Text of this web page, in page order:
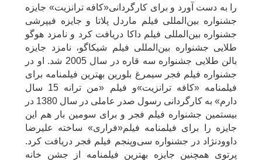
را به دست آورد و برای کارگردانی«کافه ترانزیت» جایزه
جشنواره بین‌المللی فیلم ماردل پلاتا و جایزه فیپرشی
جشنواره بین‌المللی فیلم داکا دریافت کرد و نامزد هوگو
طلایی جشنواره بین‌المللی فیلم شیکاگو، نامزد جایزه
بالن طلایی جشنواره سه قاره در سال 2005 شد. او در
جشنواره فیلم فجر سیمرغ بلورین بهترین فیلمنامه برای
فیلمنامه «کافه ترانزیت»و فیلم «من ترانه 15 سال
دارم» به کارگردانی رسول صدر عاملی در سال 1380 در
بیستمین جشنواره فیلم فجر و برای سومین بار هم این
جایزه را برای فیلمنامه فیلم«فراری» ساخته علیرضا
داوودنژاد در جشنواره سی‌وپنجم فیلم فجر دریافت کرد.
پرتوی همچنین جایزه بهترین فیلمنامه از جشن خانه